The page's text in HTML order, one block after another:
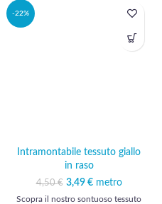
-22%
Intramontabile tessuto giallo
in raso
4,50€
Il prezzo originale
era: 4,50 €.
3,49 €
Il prezzo
attuale è:
metro
Scopra il nostro sontuoso tessuto